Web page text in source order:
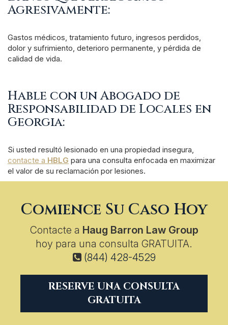
Agresivamente:
Gastos médicos, tratamiento futuro, ingresos perdidos,
dolor y sufrimiento, deterioro permanente, y pérdida de
calidad de vida.
Hable con un Abogado de
Responsabilidad de Locales en
Georgia:
Si usted resultó lesionado en una propiedad insegura,
contacte a HBLG para una consulta enfocada en maximizar
el valor de su reclamación por lesiones.
Comience Su Caso Hoy
Contacte a Haug Barron Law Group
hoy para una consulta GRATUITA.
(844) 428-4529
RESERVE UNA CONSULTA
GRATUITA